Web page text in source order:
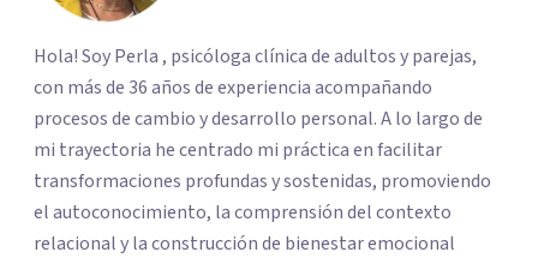
Hola! Soy Perla , psicóloga clínica de adultos y parejas,
con más de 36 años de experiencia acompañando
procesos de cambio y desarrollo personal. A lo largo de
mi trayectoria he centrado mi práctica en facilitar
transformaciones profundas y sostenidas, promoviendo
el autoconocimiento, la comprensión del contexto
relacional y la construcción de bienestar emocional